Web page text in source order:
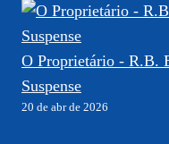
O Proprietário - R.B.
Suspense
20 de abr de 2026